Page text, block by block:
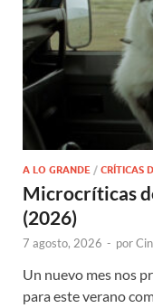
A LO GRANDE / CRÍTICAS
Microcríticas
(2026)
7 agosto, 2026 - por
Un nuevo mes nos
para este verano